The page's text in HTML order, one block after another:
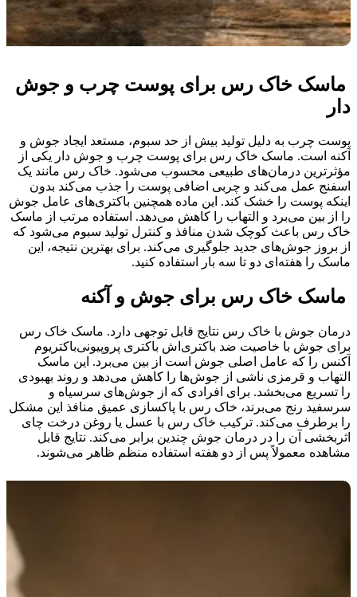
ماسک خاک رس برای پوست چرب و جوش
دار
پوست چرب به دلیل تولید بیش از حد سبوم، مستعد ایجاد جوش و
آکنه است. ماسک خاک رس برای پوست چرب و جوش دار یکی از
مؤثرترین درمان‌های طبیعی محسوب می‌شود. خاک رس مانند یک
اسفنج عمل می‌کند و چربی اضافی پوست را جذب می‌کند بدون
اینکه پوست را خشک کند. این ماده همچنین باکتری‌های عامل جوش
را از بین می‌برد و التهاب را کاهش می‌دهد. استفاده مرتب از ماسک
خاک رس باعث کوچک شدن منافذ و کنترل تولید سبوم می‌شود که
از بروز جوش‌های جدید جلوگیری می‌کند. برای بهترین نتیجه، این
ماسک را هفته‌ای دو تا سه بار استفاده کنید.
ماسک خاک رس برای جوش و آکنه
درمان جوش با خاک رس نتایج قابل توجهی دارد. ماسک خاک رس
برای جوش با خاصیت ضد باکتری‌اش باکتری پروپیونی‌باکتریوم
آکنس را که عامل اصلی جوش است از بین می‌برد. این ماسک
التهاب و قرمزی ناشی از جوش‌ها را کاهش می‌دهد و روند بهبودی
را تسریع می‌بخشد. برای افرادی که از جوش‌های سرسیاه و
سرسفید رنج می‌برند، خاک رس با پاکسازی عمیق منافذ این مشکل
را برطرف می‌کند. ترکیب خاک رس با عسل یا روغن درخت چای
اثربخشی آن را در درمان جوش چندین برابر می‌کند. نتایج قابل
مشاهده معمولاً پس از دو هفته استفاده منظم ظاهر می‌شوند.